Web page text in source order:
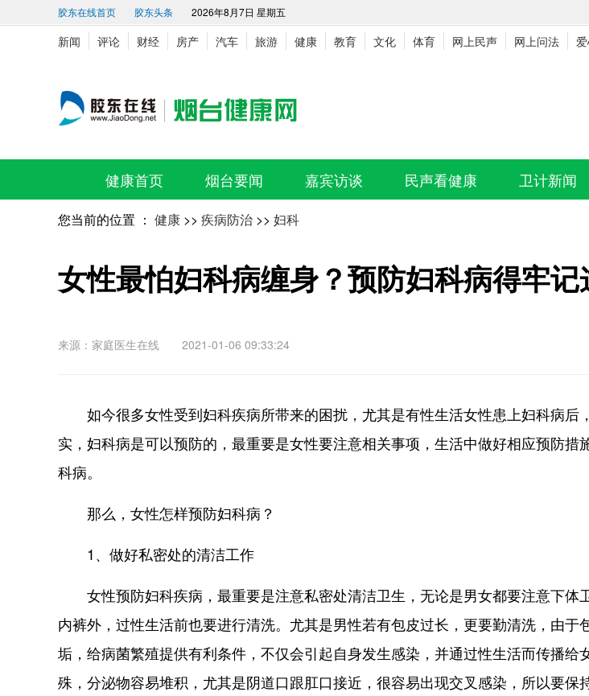
胶东在线首页 胶东头条 2026年8月7日 星期五
新闻 评论 财经 房产 汽车 旅游 健康 教育 文化 体育 网上民声 网上问法
健康首页 烟台要闻 嘉宾访谈 民声看健康 卫计新闻
您当前的位置 ： 健康 >> 疾病防治 >> 妇科
女性最怕妇科病缠身？预防妇科病得牢记
来源：家庭医生在线 2021-01-06 09:33:24
如今很多女性受到妇科疾病所带来的困扰，尤其是有性生活女性患上妇科病后
实，妇科病是可以预防的，最重要是女性要注意相关事项，生活中做好相应预防措
科病。
那么，女性怎样预防妇科病？
1、做好私密处的清洁工作
女性预防妇科疾病，最重要是注意私密处清洁卫生，无论是男女都要注意下体
内裤外，过性生活前也要进行清洗。尤其是男性若有包皮过长，更要勤清洗，由于
垢，给病菌繁殖提供有利条件，不仅会引起自身发生感染，并通过性生活而传播给
殊，分泌物容易堆积，尤其是阴道口跟肛口接近，很容易出现交叉感染，所以要保